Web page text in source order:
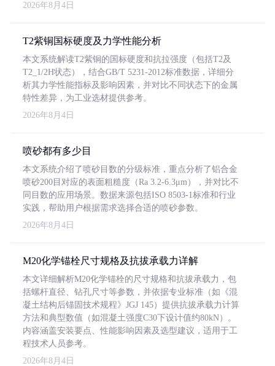
2026年8月4日
T2紫铜国标硬度及力学性能分析
本文系统解读T2紫铜的国标硬度和抗拉强度（包括T2及
T2_1/2H状态），结合GB/T 5231-2012标准数据，详细分
析其力学性能指标及影响因素，并对比不同状态下的金属
特性差异，为工业选材提供参考。
2026年8月4日
喷砂都有多少目
本文系统介绍了喷砂目数的分级标准，重点分析了铝合金
喷砂200目对应的表面粗糙度（Ra 3.2-6.3μm），并对比不
同目数的应用场景。数据来源包括ISO 8503-1标准和行业
实践，帮助用户根据需求选择合适的喷砂参数。
2026年8月4日
M20化学锚栓尺寸规格及抗拔承载力详解
本文详细解析M20化学锚栓的尺寸规格和抗拔承载力，包
括螺杆直径、钻孔尺寸等参数，并依据专业标准（如《混
凝土结构后锚固技术规程》JGJ 145）提供抗拔承载力计算
方法和典型数值（如混凝土强度C30下设计值约80kN）。
内容涵盖安装要点、性能影响因素及选型建议，适用于工
程技术人员参考。
2026年8月4日